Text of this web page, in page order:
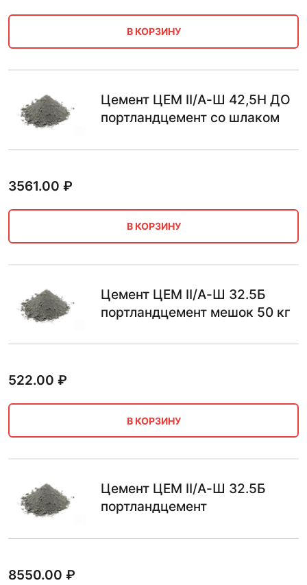
В КОРЗИНУ
Цемент ЦЕМ II/А-Ш 42,5Н ДО
портландцемент со шлаком
3561.00 ₽
В КОРЗИНУ
Цемент ЦЕМ II/А-Ш 32.5Б
портландцемент мешок 50 кг
522.00 ₽
В КОРЗИНУ
Цемент ЦЕМ II/А-Ш 32.5Б
портландцемент
8550.00 ₽